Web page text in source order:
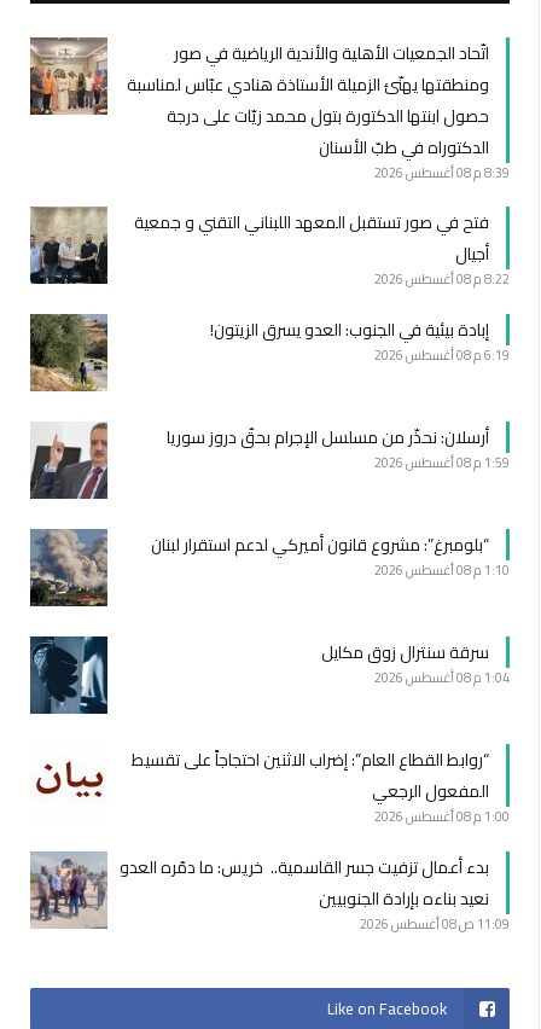
اتّحاد الجمعيات الأهلية والأندية الرياضية في صور
ومنطقتها يهنّئ الزميلة الأستاذة هنادي عبّاس لمناسبة
حصول ابنتها الدكتورة بتول محمد زيّات على درجة
الدكتوراه في طبّ الأسنان
8:39 م 08 أغسطس 2026
فتح في صور تستقبل المعهد اللبناني التقني و جمعية
أجيال
8:22 م 08 أغسطس 2026
إبادة بيئية في الجنوب: العدو يسرق الزيتون!
6:19 م 08 أغسطس 2026
أرسلان: نحذّر من مسلسل الإجرام بحقّ دروز سوريا
1:59 م 08 أغسطس 2026
“بلومبرغ”: مشروع قانون أميركي لدعم استقرار لبنان
1:10 م 08 أغسطس 2026
سرقة سنترال زوق مكايل
1:04 م 08 أغسطس 2026
“روابط القطاع العام”: إضراب الاثنين احتجاجاً على تقسيط
المفعول الرجعي
1:00 م 08 أغسطس 2026
بدء أعمال تزفيت جسر القاسمية.. خريس: ما دمّره العدو
نعيد بناءه بإرادة الجنوبيين
11:09 ص 08 أغسطس 2026
Like on Facebook